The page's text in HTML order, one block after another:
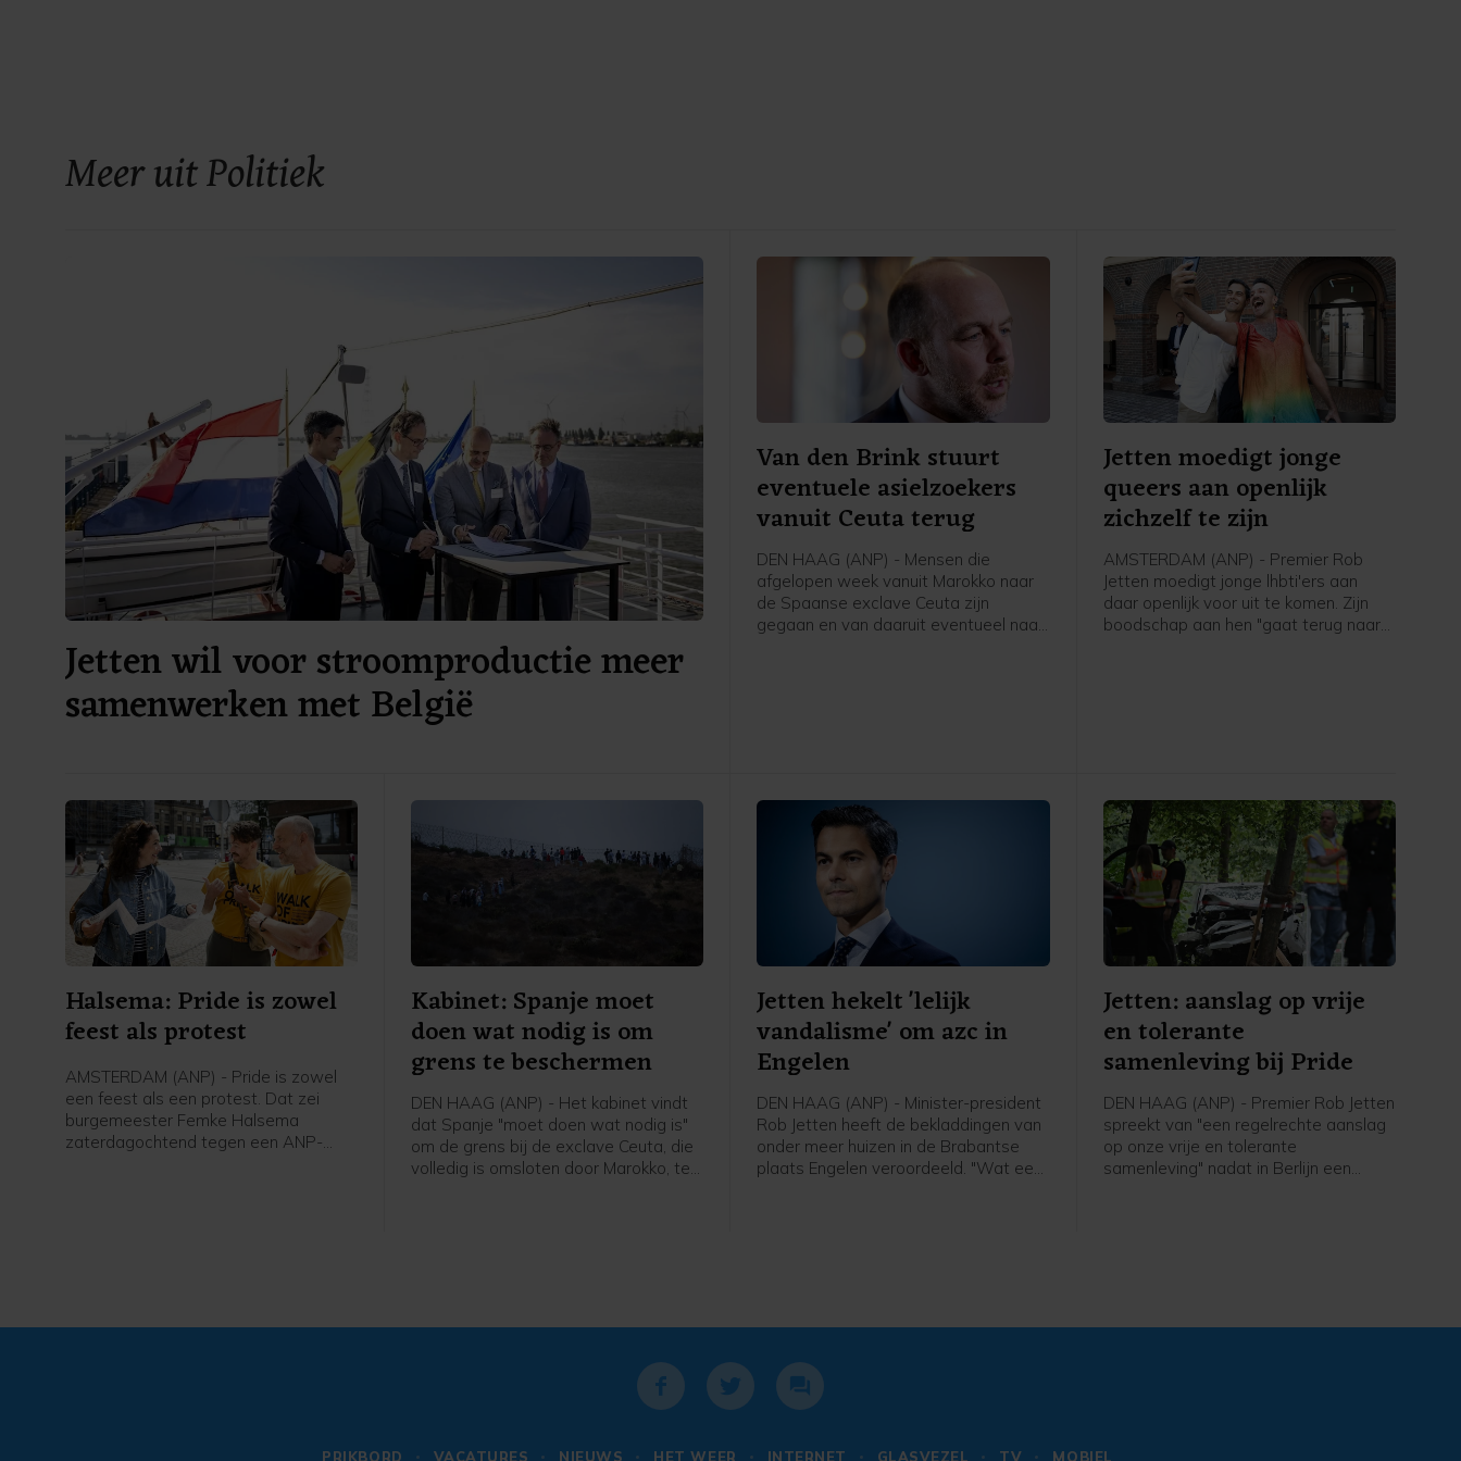
Meer uit Politiek
Jetten wil voor stroomproductie meer
samenwerken met België
Van den Brink stuurt
eventuele asielzoekers
vanuit Ceuta terug
DEN HAAG (ANP) - Mensen die
afgelopen week vanuit Marokko naar
de Spaanse exclave Ceuta zijn
gegaan en van daaruit eventueel naar
ander land.
Jetten moedigt jonge
queers aan openlijk
zichzelf te zijn
AMSTERDAM (ANP) - Premier Rob
Jetten moedigt jonge lhbti'ers aan
daar openlijk voor uit te komen. Zijn
boodschap aan hen "gaat terug naar
Nederland", zei hij tegen een ANP-
verslaggever.
Halsema: Pride is zowel
feest als protest
AMSTERDAM (ANP) - Pride is zowel
een feest als een protest. Dat zei
burgemeester Femke Halsema
zaterdagochtend tegen een ANP-
Kabinet: Spanje moet
doen wat nodig is om
grens te beschermen
DEN HAAG (ANP) - Het kabinet vindt
dat Spanje "moet doen wat nodig is"
om de grens bij de exclave Ceuta, die
volledig is omsloten door Marokko, te
Jetten hekelt 'lelijk
vandalisme' om azc in
Engelen
DEN HAAG (ANP) - Minister-president
Rob Jetten heeft de bekladdingen van
onder meer huizen in de Brabantse
plaats Engelen veroordeeld. "Wat een
Jetten: aanslag op vrije
en tolerante
samenleving bij Pride
DEN HAAG (ANP) - Premier Rob Jetten
spreekt van "een regelrechte aanslag
op onze vrije en tolerante
samenleving" nadat in Berlijn een
PRIKBORD VACATURES NIEUWS HET WEER INTERNET GLASVEZEL TV MOBIEL